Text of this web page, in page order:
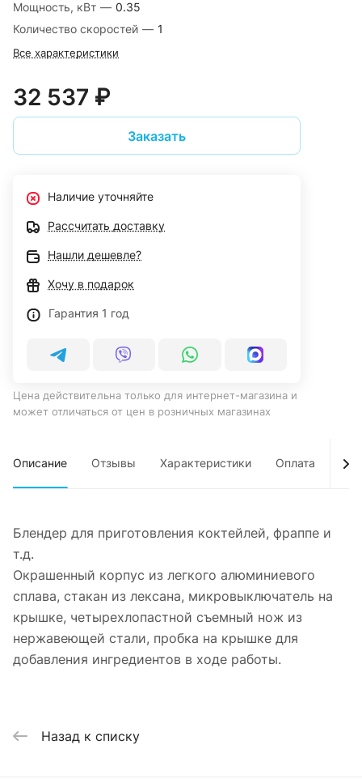
Мощность, кВт — 0.35
Количество скоростей — 1
Все характеристики
32 537 ₽
Заказать
Наличие уточняйте
Рассчитать доставку
Нашли дешевле?
Хочу в подарок
Гарантия 1 год
Цена действительна только для интернет-магазина и
может отличаться от цен в розничных магазинах
Описание Отзывы Характеристики Оплата
Блендер для приготовления коктейлей, фраппе и
т.д.
Окрашенный корпус из легкого алюминиевого
сплава, стакан из лексана, микровыключатель на
крышке, четырехлопастной съемный нож из
нержавеющей стали, пробка на крышке для
добавления ингредиентов в ходе работы.
Назад к списку